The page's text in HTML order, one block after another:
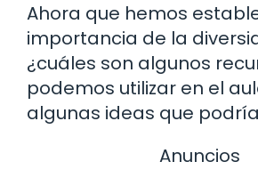
Ahora que hemos
importancia de la
¿cuáles son algunos
podemos utilizar en el
algunas ideas que
Anuncios